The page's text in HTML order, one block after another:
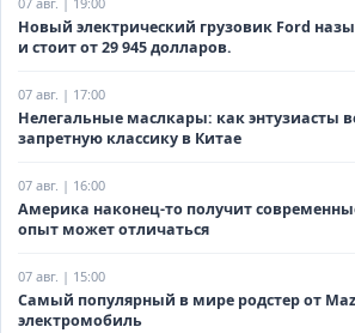
Новый электрический грузовик Ford
и стоит от 29 945 долларов.
07 авг. | 17:00
Нелегальные маслкары: как энтузиасты
запретную классику в Китае
07 авг. | 16:00
Америка наконец-то получит
опыт может отличаться
07 авг. | 15:00
Самый популярный в мире родстер от
электромобиль